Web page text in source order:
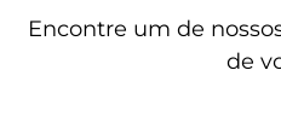
Encontre um de
de